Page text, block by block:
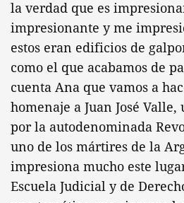
la verdad que es
impresionante y me
estos eran edificios de
como el que acabamos de
cuenta Ana que vamos a
homenaje a Juan José
por la autodenominada
uno de los mártires de la
impresiona mucho este
Escuela Judicial y de